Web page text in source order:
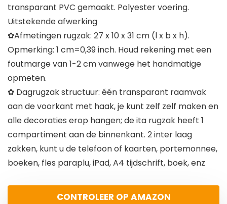
transparant PVC gemaakt. Polyester voering.
Uitstekende afwerking
✿Afmetingen rugzak: 27 x 10 x 31 cm (l x b x h).
Opmerking: 1 cm=0,39 inch. Houd rekening met een
foutmarge van 1-2 cm vanwege het handmatige
opmeten.
✿ Dagrugzak structuur: één transparant raamvak
aan de voorkant met haak, je kunt zelf zelf maken en
alle decoraties erop hangen; de ita rugzak heeft 1
compartiment aan de binnenkant. 2 inter laag
zakken, kunt u de telefoon of kaarten, portemonnee,
boeken, fles paraplu, iPad, A4 tijdschrift, boek, enz
CONTROLEER OP AMAZON